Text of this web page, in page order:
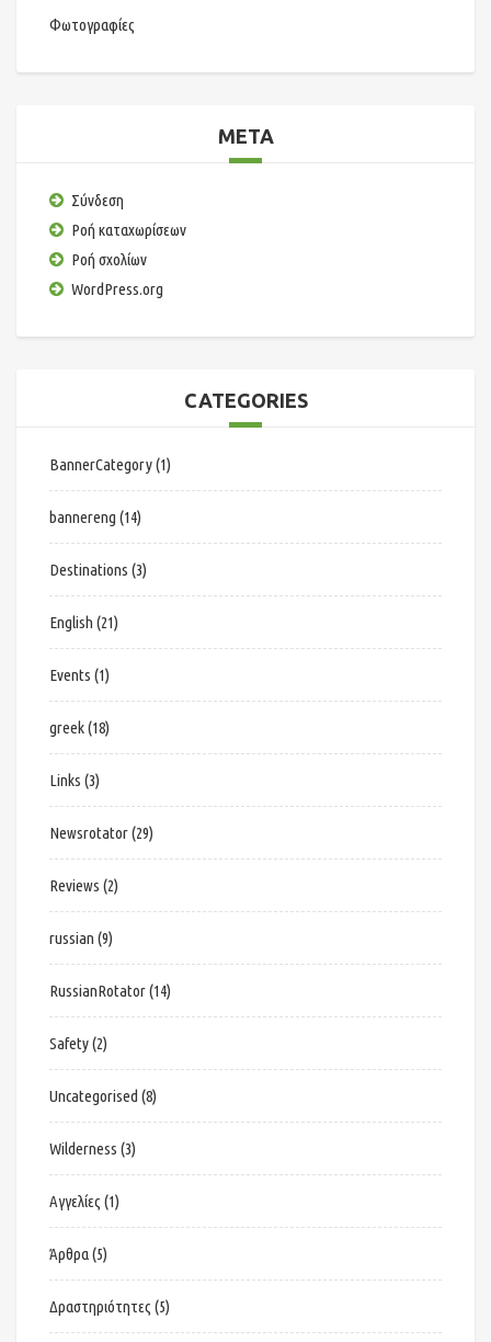
Φωτογραφίες
META
Σύνδεση
Ροή καταχωρίσεων
Ροή σχολίων
WordPress.org
CATEGORIES
BannerCategory(1)
bannereng (14)
Destinations (3)
English (21)
Events (1)
greek(18)
Links (3)
Newsrotator(29)
Reviews (2)
russian (9)
RussianRotator(14)
Safety(2)
Uncategorised (8)
Wilderness (3)
Αγγελίες (1)
Άρθρα(5)
Δραστηριότητες (5)